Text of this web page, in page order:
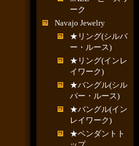
ーク
Navajo Jewelry
★リング(シルバ
ー・ルース)
★リング(インレ
イワーク)
★バングル(シル
バー・ルース)
★バングル(イン
レイワーク)
★ペンダントト